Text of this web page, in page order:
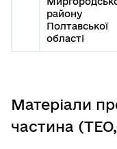
району
Полтавської
області
Матеріали
частина